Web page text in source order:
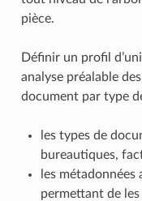
pièce.
Définir un profil
analyse préalable
document par type
les types de
bureautiques,
les métadonnées
permettant de